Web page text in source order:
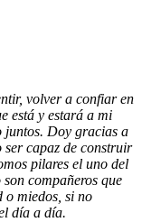
volver a confiar en
está y estará a mi
juntos. Doy gracias a
ser capaz de construir
pilares el uno del
compañeros que
o miedos, si no
día a día.